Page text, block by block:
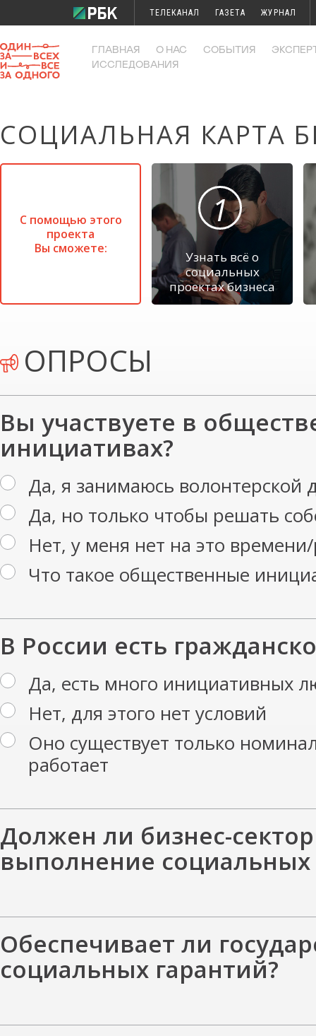
ТЕЛЕКАНАЛ ГАЗЕТА ЖУРНАЛ
ГЛАВНАЯ
О НАС СОБЫТИЯ
ИССЛЕДОВАНИЯ
СОЦИАЛЬНАЯ КАРТА
С помощью этого
проекта
Вы сможете:
1
Узнать всё о
социальных
проектах бизнеса
ОПРОСЫ
Вы участвуете в
инициативах?
Да, я занимаюсь волонтерской
Да, но только чтобы решать
Нет, у меня нет на это
Что такое общественные
В России есть
Да, есть много инициативных
Нет, для этого нет условий
Оно существует только
работает
Должен ли бизнес-
выполнение социальных
Обеспечивает ли
социальных гарантий?